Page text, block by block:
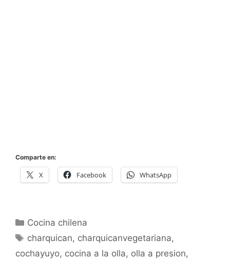
Comparte en:
X Facebook WhatsApp
Categorías
Cocina chilena
Etiquetas
charquican, charquicanvegetariana,
cochayuyo, cocina a la olla, olla a presion,